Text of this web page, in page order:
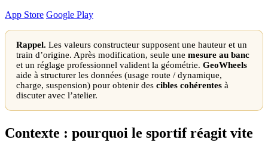
App Store Google Play
Rappel. Les valeurs constructeur supposent une hauteur et un
train d’origine. Après modification, seule unemesure au banc
et un réglage professionnel valident la géométrie.GeoWheels
aide à structurer les données (usage route / dynamique,
charge, suspension) pour obtenir descibles cohérentes à
discuter avec l’atelier.
Contexte : pourquoi le sportif réagit vite